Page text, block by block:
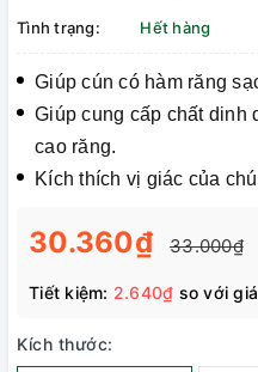
Tình trạng:
Hết hàng
Giúp cún có hàm răng
Giúp cung cấp chất
cao răng.
Kích thích vị giác của
30.360₫ 33.000₫
Tiết kiệm: 2.640₫ so với
Kích thước: